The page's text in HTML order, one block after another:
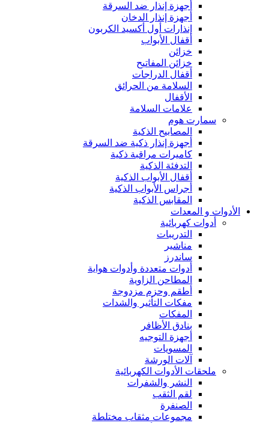
أجهزة إنذار ضد السرقة
أجهزة إنذار الدخان
إنذارات أول أكسيد الكربون
أقفال الأبواب
خزائن
خزائن المفاتيح
أقفال الدراجات
السلامة من الحرائق
الأقفال
علامات السلامة
سمارت هوم
المصابيح الذكية
أجهزة إنذار ذكية ضد السرقة
كاميرات مراقبة ذكية
التدفئة الذكية
أقفال الأبواب الذكية
أجراس الأبواب الذكية
المقابس الذكية
الأدوات و المعدات
أدوات كهربائية
التدريبات
مناشير
ساندرز
أدوات متعددة وأدوات هواية
المطاحن الزاوية
أطقم وحزم مزدوجة
مفكات التأثير والشدات
المفكات
بنادق الأظافر
أجهزة التوجيه
المسويات
آلات الورشة
ملحقات الأدوات الكهربائية
النشر والشفرات
لقم الثقب
الصنفرة
مجموعات مثقاب مختلطة